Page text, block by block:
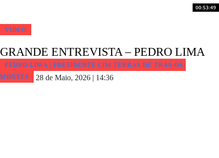
00:53:49
VIDEO
GRANDE ENTREVISTA – PEDRO LIMA
PEDRO LIMA | PRESIDENTE CIM TERRAS DE TRÁS-OS-
MONTES
28 de Maio, 2026 | 14:36